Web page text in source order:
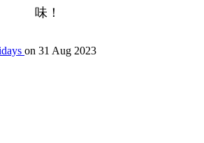
味！
on 31 Aug 2023